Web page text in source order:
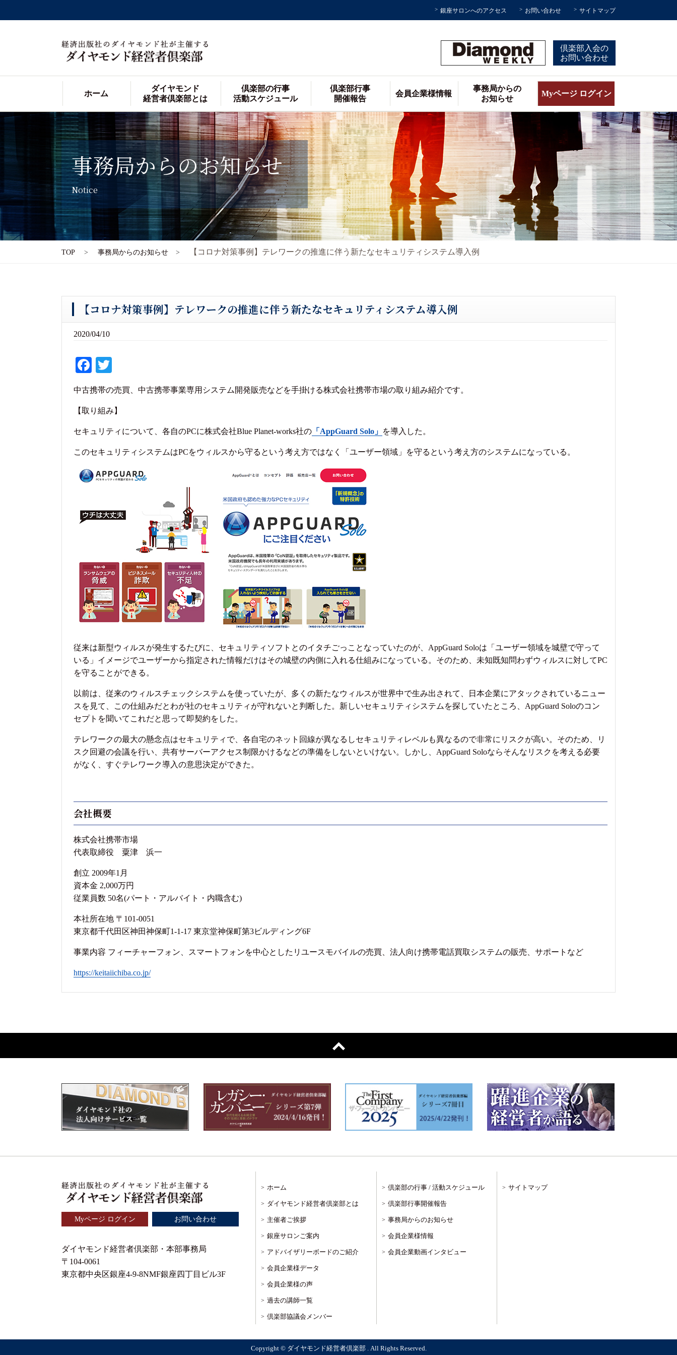
銀座サロンへのアクセス お問い合わせ サイトマップ
倶楽部入会の
お問い合わせ
ホーム
ダイヤモンド
経営者倶楽部とは
倶楽部の行事
活動スケジュール
倶楽部行事
開催報告
会員企業様情報
事務局からの
お知らせ
Myページ ログイン
事務局からのお知らせ
Notice
TOP 事務局からのお知らせ 【コロナ対策事例】テレワークの推進に伴う新たなセキュリティシステム導入例
【コロナ対策事例】テレワークの推進に伴う新たなセキュリティシステム導入例
2020/04/10
Fa
ce
bo
ok
wi
tte
r
中古携帯の売買、中古携帯事業専用システム開発販売などを手掛ける株式会社携帯市場の取り組み紹介です。
【取り組み】
セキュリティについて、各自のPCに株式会社Blue Planet-works社の 「AppGuard Solo」 を導入した。
このセキュリティシステムはPCをウィルスから守るという考え方ではなく「ユーザー領域」を守るという考え方のシステムになっている。
従来は新型ウィルスが発生するたびに、セキュリティソフトとのイタチごっことなっていたのが、AppGuard Soloは「ユーザー領域を城壁で守って
いる」イメージでユーザーから指定された情報だけはその城壁の内側に入れる仕組みになっている。そのため、未知既知問わずウィルスに対してPC
を守ることができる。
以前は、従来のウィルスチェックシステムを使っていたが、多くの新たなウィルスが世界中で生み出されて、日本企業にアタックされているニュー
スを見て、この仕組みだとわが社のセキュリティが守れないと判断した。新しいセキュリティシステムを探していたところ、AppGuard Soloのコン
セプトを聞いてこれだと思って即契約をした。
テレワークの最大の懸念点はセキュリティで、各自宅のネット回線が異なるしセキュリティレベルも異なるので非常にリスクが高い。そのため、リ
スク回避の会議を行い、共有サーバーアクセス制限かけるなどの準備をしないといけない。しかし、AppGuard Soloならそんなリスクを考える必要
がなく、すぐテレワーク導入の意思決定ができた。
会社概要
株式会社携帯市場
代表取締役 粟津 浜一
創立 2009年1月
資本金 2,000万円
従業員数 50名(パート・アルバイト・内職含む)
本社所在地 〒101-0051
東京都千代田区神田神保町1-1-17 東京堂神保町第3ビルディング6F
事業内容 フィーチャーフォン、スマートフォンを中心としたリユースモバイルの売買、法人向け携帯電話買取システムの販売、サポートなど
https://keitaiichiba.co.jp/
Myページ ログイン お問い合わせ
ダイヤモンド経営者倶楽部・本部事務局
〒104-0061
東京都中央区銀座4-9-8NMF銀座四丁目ビル3F
ホーム
ダイヤモンド経営者倶楽部とは
主催者ご挨拶
銀座サロンご案内
アドバイザリーボードのご紹介
会員企業様データ
会員企業様の声
過去の講師一覧
倶楽部協議会メンバー
倶楽部の行事 / 活動スケジュール
倶楽部行事開催報告
事務局からのお知らせ
会員企業様情報
会員企業動画インタビュー
サイトマップ
Copyright © ダイヤモンド経営者倶楽部 . All Rights Reserved.